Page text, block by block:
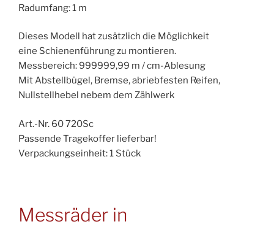
Radumfang: 1 m
Dieses Modell hat zusätzlich die Möglichkeit
eine Schienenführung zu montieren.
Messbereich: 999999,99 m / cm-Ablesung
Mit Abstellbügel, Bremse, abriebfesten Reifen,
Nullstellhebel nebem dem Zählwerk
Art.-Nr. 60 720Sc
Passende Tragekoffer lieferbar!
Verpackungseinheit: 1 Stück
Messräder in